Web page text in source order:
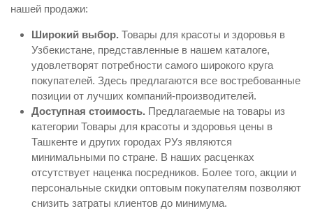
нашей продажи:
Широкий выбор. Товары для красоты и здоровья в
Узбекистане, представленные в нашем каталоге,
удовлетворят потребности самого широкого круга
покупателей. Здесь предлагаются все востребованные
позиции от лучших компаний-производителей.
Доступная стоимость. Предлагаемые на товары из
категории Товары для красоты и здоровья цены в
Ташкенте и других городах РУз являются
минимальными по стране. В наших расценках
отсутствует наценка посредников. Более того, акции и
персональные скидки оптовым покупателям позволяют
снизить затраты клиентов до минимума.